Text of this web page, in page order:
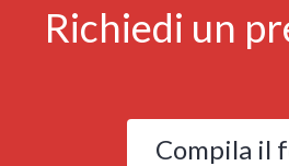
Richiedi un
Compila il